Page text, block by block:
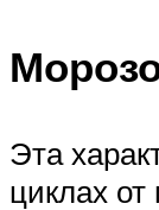
Эта
циклах